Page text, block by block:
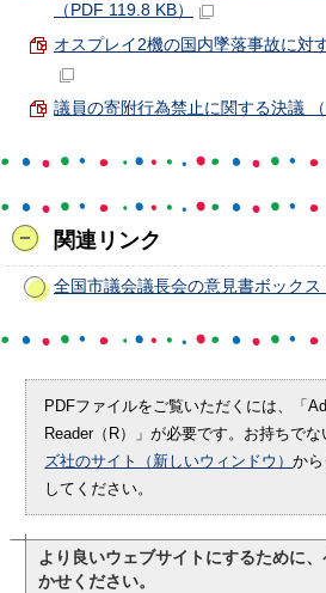
（PDF 119.8 KB）
オスプレイ2機の国内墜落事故に対
議員の寄附行為禁止に関する決議 （
関連リンク
全国市議会議長会の意見書ボックス
PDFファイルをご覧いただくには、「
Reader（R）」が必要です。お持ちでな
ズ社のサイト（新しいウィンドウ）から
してください。
より良いウェブサイトにするために
かせください。